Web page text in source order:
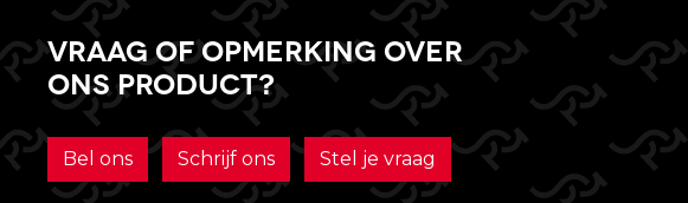
Vraag of opmerking over
ons product?
Bel ons Schrijf ons Stel je vraag